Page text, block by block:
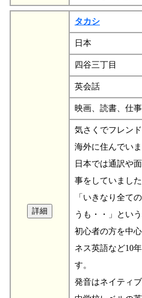
タカシ
日本
四谷三丁目
英会話
映画、読書、仕
気さくでフレン
海外に住んでいま
日本では通訳や
事をしていました
「いきなり全て
うも・・」とい
初心者の方を中
ネス英語など10
す。
発音はネイティ